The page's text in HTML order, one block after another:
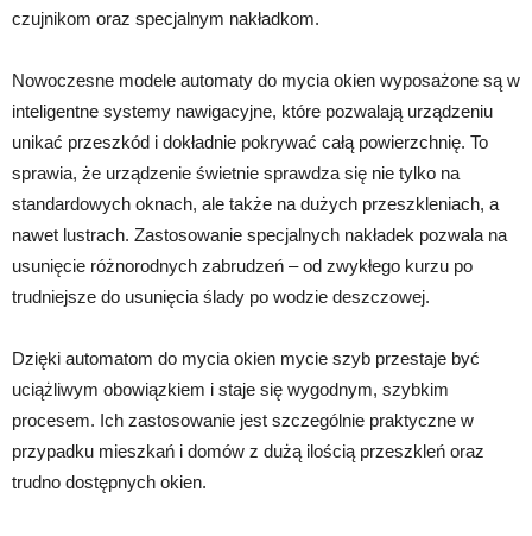
czujnikom oraz specjalnym nakładkom.
Nowoczesne modele automaty do mycia okien wyposażone są w
inteligentne systemy nawigacyjne, które pozwalają urządzeniu
unikać przeszkód i dokładnie pokrywać całą powierzchnię. To
sprawia, że urządzenie świetnie sprawdza się nie tylko na
standardowych oknach, ale także na dużych przeszkleniach, a
nawet lustrach. Zastosowanie specjalnych nakładek pozwala na
usunięcie różnorodnych zabrudzeń – od zwykłego kurzu po
trudniejsze do usunięcia ślady po wodzie deszczowej.
Dzięki automatom do mycia okien mycie szyb przestaje być
uciążliwym obowiązkiem i staje się wygodnym, szybkim
procesem. Ich zastosowanie jest szczególnie praktyczne w
przypadku mieszkań i domów z dużą ilością przeszkleń oraz
trudno dostępnych okien.